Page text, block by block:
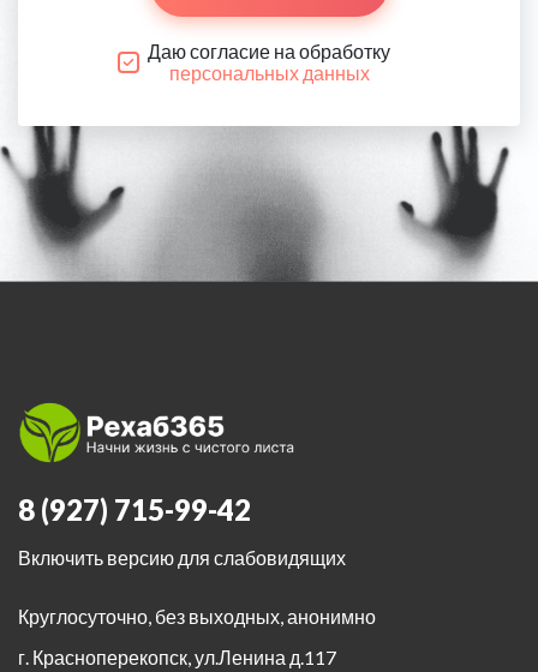
Даю согласие на обработку
персональных данных
8 (927) 715-99-42
Включить версию для слабовидящих
Круглосуточно, без выходных, анонимно
г. Красноперекопск,ул.Ленина д.117